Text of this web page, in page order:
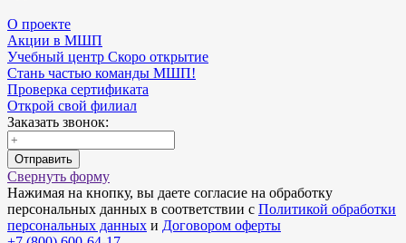
О проекте
Акции в МШП
Учебный центр Скоро открытие
Стань частью команды МШП!
Проверка сертификата
Открой свой филиал
Заказать звонок:
Отправить
Свернуть форму
Нажимая на кнопку, вы даете согласие на обработку
персональных данных в соответствии с Политикой обработки
персональных данных и Договором оферты